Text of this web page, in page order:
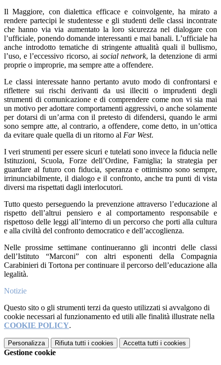
Il Maggiore, con dialettica efficace e coinvolgente, ha mirato a
rendere partecipi le studentesse e gli studenti delle classi incontrate
che hanno via via aumentato la loro sicurezza nel dialogare con
l’ufficiale, ponendo domande interessanti e mai banali. L’ufficiale ha
anche introdotto tematiche di stringente attualità quali il bullismo,
l’uso, e l’eccessivo ricorso, ai social network, la detenzione di armi
proprie o improprie, ma sempre atte a offendere.
Le classi interessate hanno pertanto avuto modo di confrontarsi e
riflettere sui rischi derivanti da usi illeciti o imprudenti degli
strumenti di comunicazione e di comprendere come non vi sia mai
un motivo per adottare comportamenti aggressivi, o anche solamente
per dotarsi di un’arma con il pretesto di difendersi, quando le armi
sono sempre atte, al contrario, a offendere, come detto, in un’ottica
da evitare quale quella di un ritorno al Far West.
I veri strumenti per essere sicuri e tutelati sono invece la fiducia nelle
Istituzioni, Scuola, Forze dell’Ordine, Famiglia; la strategia per
guardare al futuro con fiducia, speranza e ottimismo sono sempre,
irrinunciabilmente, il dialogo e il confronto, anche tra punti di vista
diversi ma rispettati dagli interlocutori.
Tutto questo perseguendo la prevenzione attraverso l’educazione al
rispetto dell’altrui pensiero e al comportamento responsabile e
rispettoso delle leggi all’interno di un percorso che porti alla cultura
e alla civiltà del confronto democratico e dell’accoglienza.
Nelle prossime settimane continueranno gli incontri delle classi
dell’Istituto “Marconi” con altri esponenti della Compagnia
Carabinieri di Tortona per continuare il percorso dell’educazione alla
legalità.
Notizie
Questo sito o gli strumenti terzi da questo utilizzati si avvalgono di
cookie necessari al funzionamento ed utili alle finalità illustrate nella
COOKIE POLICY.
Personalizza Rifiuta tutti i cookies Accetta tutti i cookies
Gestione cookie